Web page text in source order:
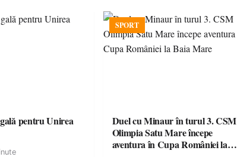
pentru Unirea
SPORT
Duel cu Minaur în turul 3. CSM
Olimpia Satu Mare începe
aventura în Cupa României la